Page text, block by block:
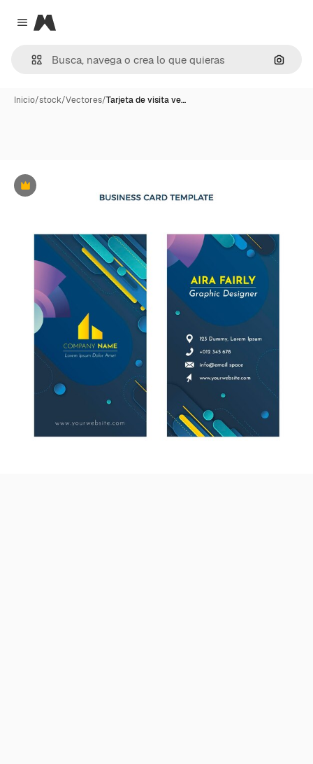
Close menu
Magnific
Inicio/stock/Vectores/Tarjeta de visita ve…
Premium